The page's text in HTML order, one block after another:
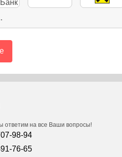
ответим на все Ваши вопросы!
98-94
76-65